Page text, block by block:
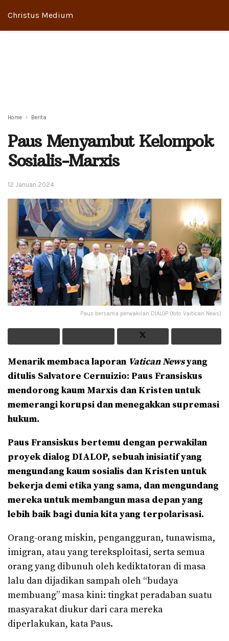
Christus Medium
Home Berita
Paus Menyambut Kelompok
Sosialis-Marxis
12 Januari 2024
Paus bersama perwakilan DIALOP (foto Vaitican News)
Menarik membaca laporan Vatican Newsyang
ditulis Salvatore Cernuizio: Paus Fransiskus
mendorong kaum Marxis dan Kristen untuk
memerangi korupsi dan menegakkan supremasi
hukum.
Paus Fransiskus bertemu dengan perwakilan
proyek dialog DIALOP, sebuah inisiatif yang
mengundang kaum sosialis dan Kristen untuk
bekerja demi etika yang sama, dan mengundang
mereka untuk membangun masa depan yang
lebih baik bagi dunia kita yang terpolarisasi.
Orang-orang miskin, pengangguran, tunawisma,
imigran, atau yang tereksploitasi, serta semua
orang yang dibunuh oleh kediktatoran di masa
lalu dan dijadikan sampah oleh “budaya
membuang” masa kini: tingkat peradaban suatu
masyarakat diukur dari cara mereka
diperlakukan, kata Paus.